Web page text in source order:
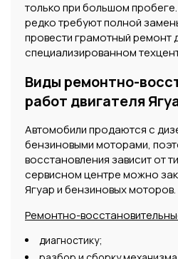
только при большом
редко требуют полной
провести грамотный ремонт
специализированном
Виды ремонтно-
работ двигателя
Автомобили продаются с
бензиновыми моторами,
восстановления зависит от
сервисном центре можно
Ягуар и бензиновых моторов.
Ремонтно-
диагностику;